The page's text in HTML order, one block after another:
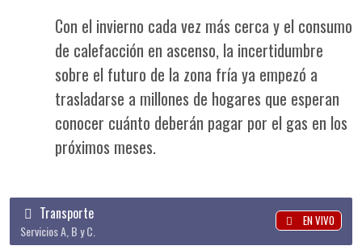
Con el invierno cada vez más cerca y el consumo
de calefacción en ascenso, la incertidumbre
sobre el futuro de la zona fría ya empezó a
trasladarse a millones de hogares que esperan
conocer cuánto deberán pagar por el gas en los
próximos meses.
Transporte
Servicios A, B y C.
EN VIVO